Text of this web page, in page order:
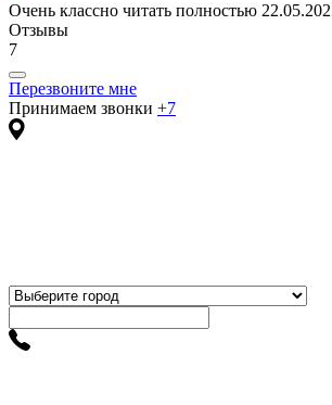
Очень классно читать полностью
Отзывы
7
Перезвоните мне
Принимаем звонки +7